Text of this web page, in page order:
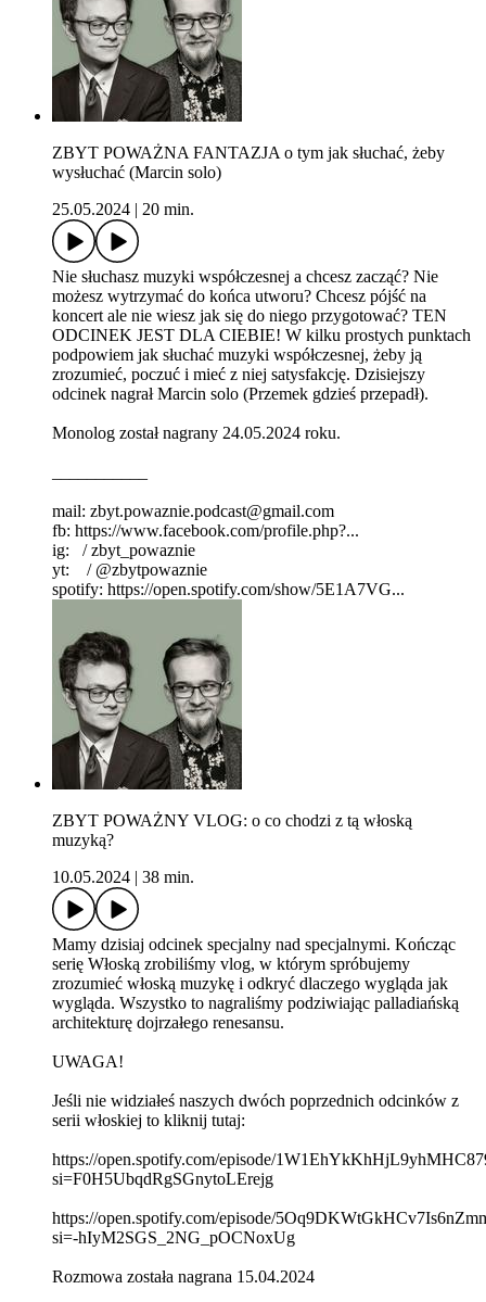
ZBYT POWAŻNA FANTAZJA o tym jak słuchać, żeby
wysłuchać (Marcin solo)
25.05.2024
20 min.
Nie słuchasz muzyki współczesnej a chcesz zacząć? Nie
możesz wytrzymać do końca utworu? Chcesz pójść na
koncert ale nie wiesz jak się do niego przygotować? TEN
ODCINEK JEST DLA CIEBIE! W kilku prostych punktach
podpowiem jak słuchać muzyki współczesnej, żeby ją
zrozumieć, poczuć i mieć z niej satysfakcję. Dzisiejszy
odcinek nagrał Marcin solo (Przemek gdzieś przepadł).
Monolog został nagrany 24.05.2024 roku.
mail: zbyt.powaznie.podcast@gmail.com
fb: https://www.facebook.com/profile.php?...
ig: / zbyt_powaznie
yt: / @zbytpowaznie
spotify: https://open.spotify.com/show/5E1A7VG...
ZBYT POWAŻNY VLOG: o co chodzi z tą włoską
muzyką?
10.05.2024
38 min.
Mamy dzisiaj odcinek specjalny nad specjalnymi. Kończąc
serię Włoską zrobiliśmy vlog, w którym spróbujemy
zrozumieć włoską muzykę i odkryć dlaczego wygląda jak
wygląda. Wszystko to nagraliśmy podziwiając palladiańską
architekturę dojrzałego renesansu.
UWAGA!
Jeśli nie widziałeś naszych dwóch poprzednich odcinków z
serii włoskiej to kliknij tutaj:
https://open.spotify.com/episode/
si=F0H5UbqdRgSGnytoLErejg
https://open.spotify.com/episode/
si=-hIyM2SGS_2NG_pOCNoxUg
Rozmowa została nagrana 15.04.2024